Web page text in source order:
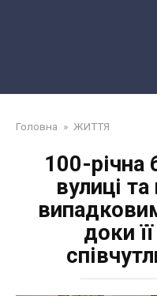
Головна » ЖИТТЯ
100-річна
вулиці
доки